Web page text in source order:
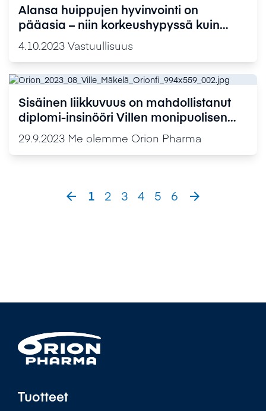
Alansa huippujen hyvinvointi on
pääasia – niin korkeushypyssä kuin
lääketeollisuudessa
4.10.2023 Vastuullisuus
Sisäinen liikkuvuus on mahdollistanut
diplomi-insinööri Villen monipuolisen
uran Orionilla
29.9.2023 Me olemme Orion Pharma
 1 2 3 4 5 6 
Tuotteet